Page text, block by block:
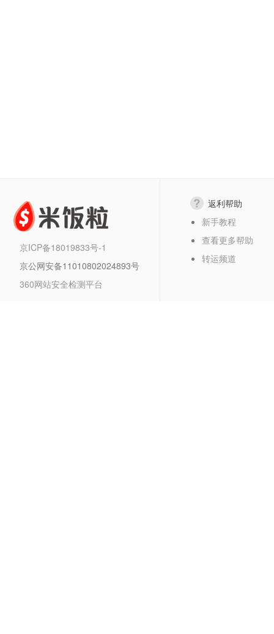
京ICP备18019833号-1
京公网安备11010802024893号
360网站安全检测平台
返利帮助
新手教程
查看更多帮助
转运频道